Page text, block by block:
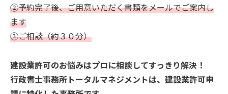
②予約完了後、ご用意いただく書類をメールでご案内し
ます
③ご相談（約３０分）
建設業許可のお悩みはプロに相談してすっきり解決！
行政書士事務所トータルマネジメントは、建設業許可申